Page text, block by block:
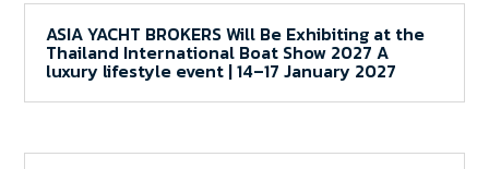
ASIA YACHT BROKERS Will Be Exhibiting at the
Thailand International Boat Show 2027 A
luxury lifestyle event | 14–17 January 2027